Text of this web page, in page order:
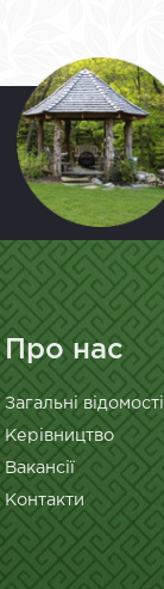
Про нас
Загальні відомості
Керівництво
Вакансії
Контакти